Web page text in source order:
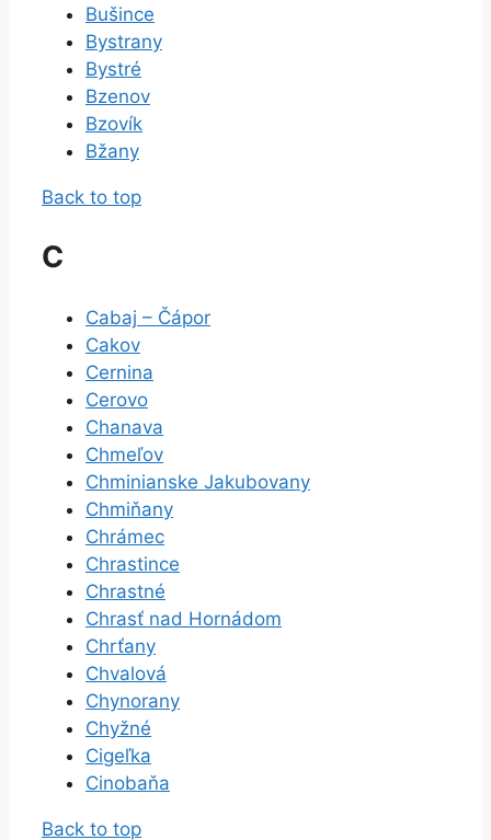
Bušince
Bystrany
Bystré
Bzenov
Bzovík
Bžany
Back to top
C
Cabaj – Čápor
Cakov
Cernina
Cerovo
Chanava
Chmeľov
Chminianske Jakubovany
Chmiňany
Chrámec
Chrastince
Chrastné
Chrasť nad Hornádom
Chrťany
Chvalová
Chynorany
Chyžné
Cigeľka
Cinobaňa
Back to top